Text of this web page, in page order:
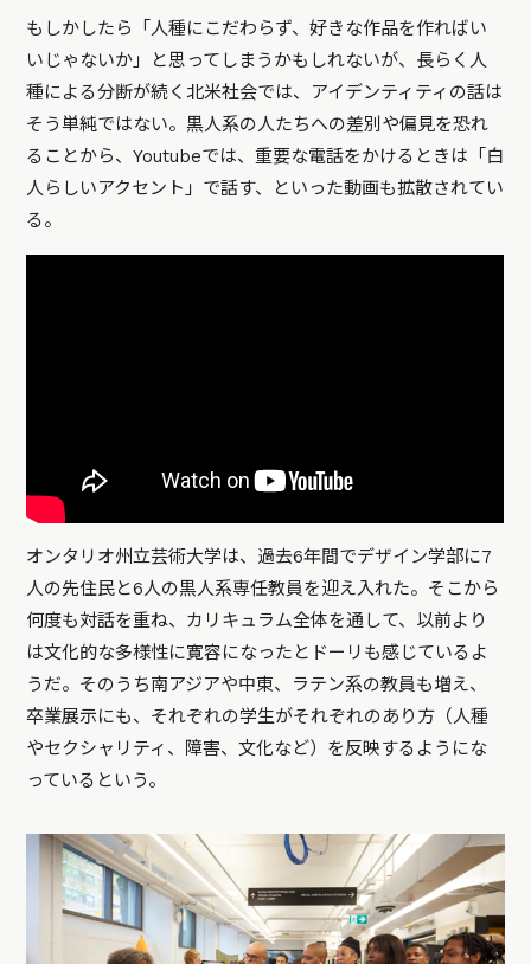
もしかしたら「人種にこだわらず、好きな作品を作ればい
いじゃないか」と思ってしまうかもしれないが、長らく人
種による分断が続く北米社会では、アイデンティティの話は
そう単純ではない。黒人系の人たちへの差別や偏見を恐れ
ることから、Youtubeでは、重要な電話をかけるときは「白
人らしいアクセント」で話す、といった動画も拡散されてい
る。
オンタリオ州立芸術大学は、過去6年間でデザイン学部に7
人の先住民と6人の黒人系専任教員を迎え入れた。そこから
何度も対話を重ね、カリキュラム全体を通して、以前より
は文化的な多様性に寛容になったとドーリも感じているよ
うだ。そのうち南アジアや中東、ラテン系の教員も増え、
卒業展示にも、それぞれの学生がそれぞれのあり方（人種
やセクシャリティ、障害、文化など）を反映するようにな
っているという。